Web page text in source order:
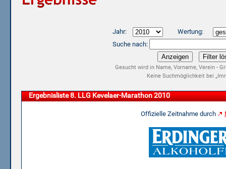
Jahr:
Wertung:
Suche nach:
Gesucht wird in Name, Vorname, Verein -
Keine Suchmöglichkeit bei
Ergebnisliste 8. LLG Kevelaer-Marathon 2010
Offizielle Zeitnahme durch